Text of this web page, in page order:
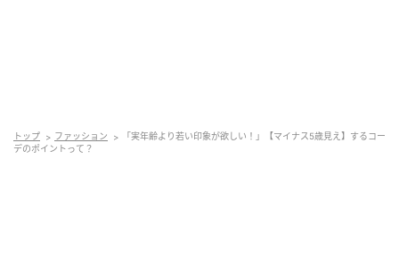
ーブすれば、大人も着こなしやすいはず。
トップ ファッション
「実年齢より若い印象が欲しい！」【マイナス5歳見え】するコー
デのポイントって？